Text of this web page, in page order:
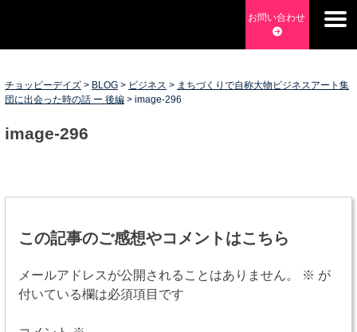
content
ムページ制作・Web開発・アプリ開発・コーチング チョッピ
ーデイズ ChoppyDays
お問い合わせ
チョッピーデイズ > BLOG > ビジネス > まちづくりで自称大物ビジネスアート集
団に出会った時の話 ー 後編 > image-296
image-296
稿
ビ
ゲ
この記事のご感想やコメントはこちら
メールアドレスが公開されることはありません。 ※ が
付いている欄は必須項目です